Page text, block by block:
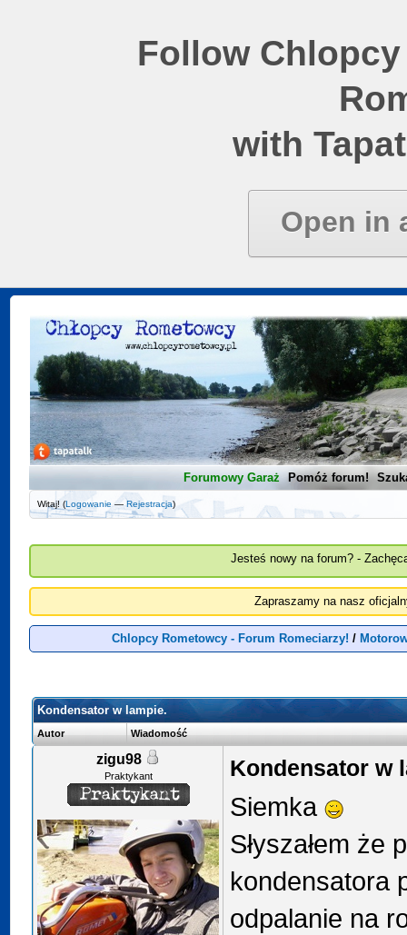
Follow
with
Open in
Forumowy Garaż Pomóż forum!
Witaj! (Logowanie —Rejestracja)
Jesteś nowy na forum? -
Zapraszamy na nasz
Chlopcy Rometowcy - Forum Romeciarzy! /
Kondensator w lampie.
Autor Wiadomość
zigu98
Praktykant Kondensator w
Siemka
Słyszałem że
kondensatora
odpalanie na